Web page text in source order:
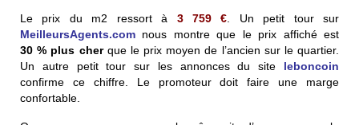
Le prix du m2 ressort à 3 759 € . Un petit tour sur
MeilleursAgents.com nous montre que le prix affiché est
30 % plus cherque le prix moyen de l’ancien sur le quartier.
Un autre petit tour sur les annonces du site leboncoin
confirme ce chiffre. Le promoteur doit faire une marge
confortable.